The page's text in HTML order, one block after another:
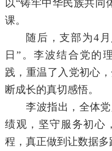
以“铸牢中华民族共同
课。
随后，支部为4
日”。李波结合党的
践，重温了入党初心
断成长的真切感悟。
李波指出，全体
绩观，坚守服务初心
程，真正做到让数据多